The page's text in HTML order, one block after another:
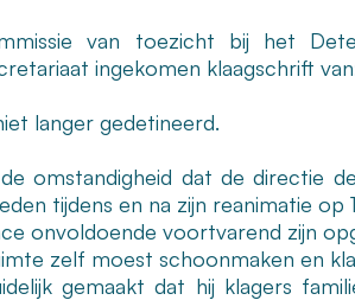
van toezicht bij het
ingekomen klaagschrift
langer gedetineerd.
omstandigheid dat de directie
tijdens en na zijn reanimatie op
onvoldoende voortvarend zijn
zelf moest schoonmaken en
gemaakt dat hij klagers